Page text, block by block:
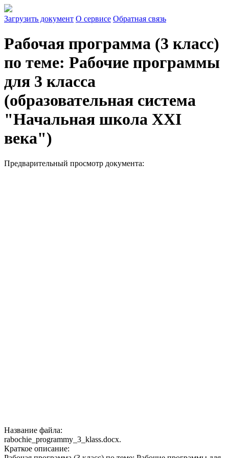
Загрузить документ О сервисе Обратная связь
Рабочая программа (3 класс)
по теме: Рабочие программы
для 3 класса
(образовательная система
"Начальная школа XXI
века")
Предварительный просмотр документа:
Название файла:
rabochie_programmy_3_klass.docx.
Краткое описание: